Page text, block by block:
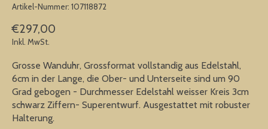
Artikel-Nummer: 107118872
€297,00
Inkl. MwSt.
Grosse Wanduhr, Grossformat vollstandig aus Edelstahl,
6cm in der Lange, die Ober- und Unterseite sind um 90
Grad gebogen - Durchmesser Edelstahl weisser Kreis 3cm
schwarz Ziffern- Superentwurf. Ausgestattet mit robuster
Halterung.